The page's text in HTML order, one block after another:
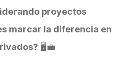
proyectos
marcar la diferencia en
🖥️💼